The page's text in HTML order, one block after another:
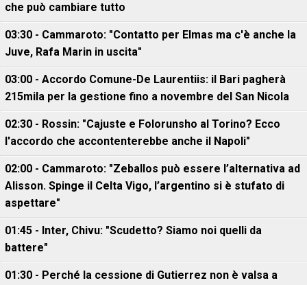
che può cambiare tutto
03:30 - Cammaroto: "Contatto per Elmas ma c'è anche la
Juve, Rafa Marin in uscita"
03:00 - Accordo Comune-De Laurentiis: il Bari pagherà
215mila per la gestione fino a novembre del San Nicola
02:30 - Rossin: "Cajuste e Folorunsho al Torino? Ecco
l'accordo che accontenterebbe anche il Napoli"
02:00 - Cammaroto: "Zeballos può essere l’alternativa ad
Alisson. Spinge il Celta Vigo, l’argentino si è stufato di
aspettare"
01:45 - Inter, Chivu: "Scudetto? Siamo noi quelli da
battere"
01:30 - Perché la cessione di Gutierrez non è valsa a